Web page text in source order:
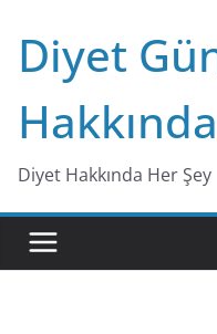
content
Diyet
Diyet Hakkında Her Şey